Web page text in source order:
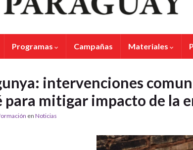
Programas Campañas Materiales
intervenciones
para mitigar impacto de la
en Noticias